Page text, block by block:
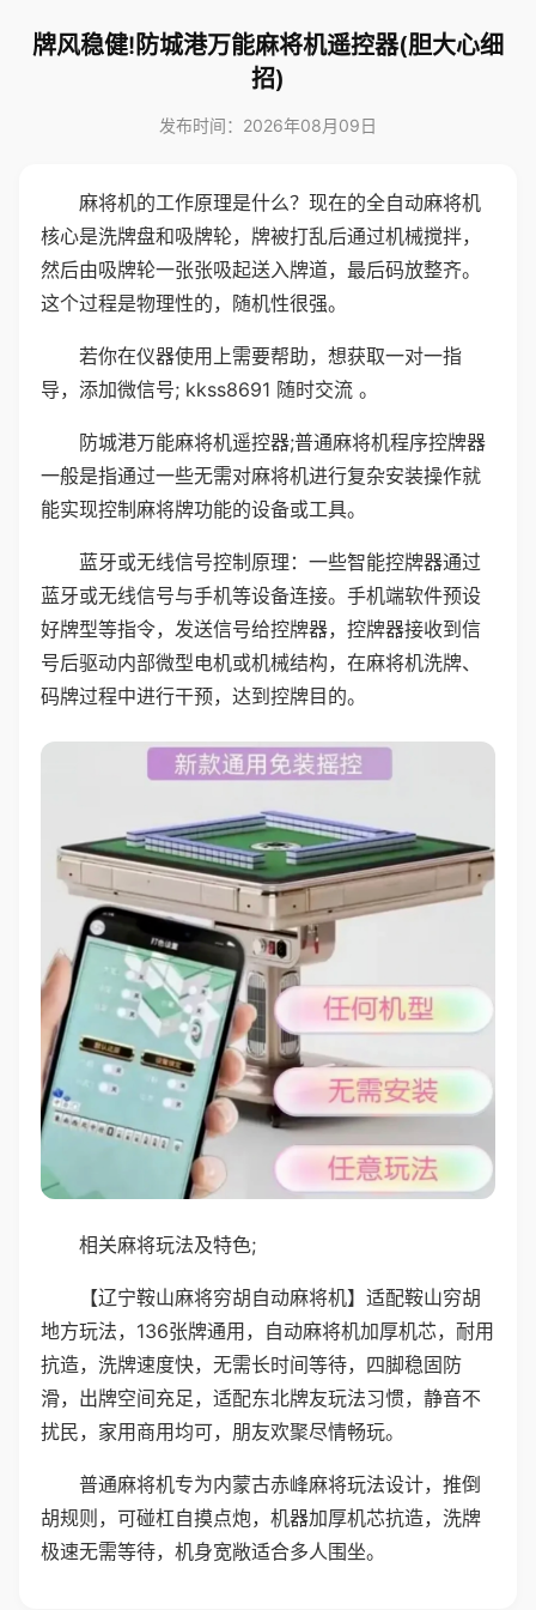
牌风稳健!防城港万能麻将机遥控器(胆大心细
招)
发布时间：2026年08月09日
麻将机的工作原理是什么？现在的全自动麻将机
核心是洗牌盘和吸牌轮，牌被打乱后通过机械搅拌，
然后由吸牌轮一张张吸起送入牌道，最后码放整齐。
这个过程是物理性的，随机性很强。
若你在仪器使用上需要帮助，想获取一对一指
导，添加微信号; kkss8691 随时交流 。
防城港万能麻将机遥控器;普通麻将机程序控牌器
一般是指通过一些无需对麻将机进行复杂安装操作就
能实现控制麻将牌功能的设备或工具。
蓝牙或无线信号控制原理：一些智能控牌器通过
蓝牙或无线信号与手机等设备连接。手机端软件预设
好牌型等指令，发送信号给控牌器，控牌器接收到信
号后驱动内部微型电机或机械结构，在麻将机洗牌、
码牌过程中进行干预，达到控牌目的。
相关麻将玩法及特色;
【辽宁鞍山麻将穷胡自动麻将机】适配鞍山穷胡
地方玩法，136张牌通用，自动麻将机加厚机芯，耐用
抗造，洗牌速度快，无需长时间等待，四脚稳固防
滑，出牌空间充足，适配东北牌友玩法习惯，静音不
扰民，家用商用均可，朋友欢聚尽情畅玩。
普通麻将机专为内蒙古赤峰麻将玩法设计，推倒
胡规则，可碰杠自摸点炮，机器加厚机芯抗造，洗牌
极速无需等待，机身宽敞适合多人围坐。